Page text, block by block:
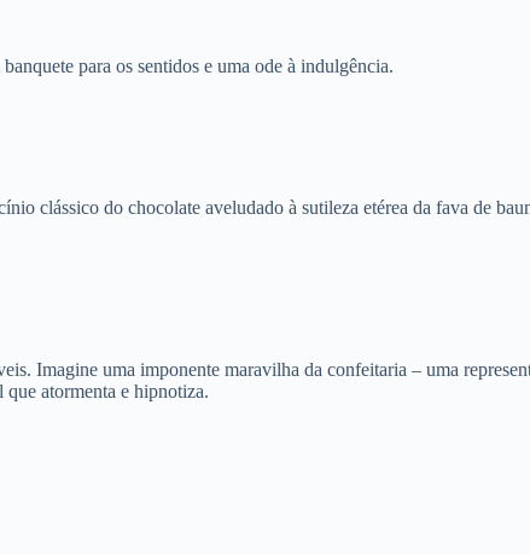
para os sentidos e uma ode à indulgência.
clássico do chocolate aveludado à sutileza etérea da fava de
Imagine uma imponente maravilha da confeitaria – uma
que atormenta e hipnotiza.